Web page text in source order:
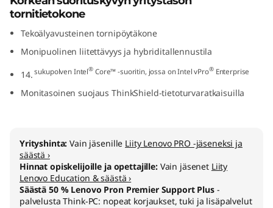
n
e
tornitietokone
Tekoälyavusteinen tornipöytäkone
Monipuolinen liitettävyys ja hybriditallennustila
14. sukupolven Intel® Core™ -suoritin, jossa on Intel vPro®Enterprise
Monitasoinen suojaus ThinkShield-tietoturvaratkaisuilla
Yrityshinta:Vain jäsenille Liity Lenovo PRO -jäseneksi ja
säästä ›
Hinnat opiskelijoille ja opettajille: Vain jäsenet Liity
Lenovo Education & säästä ›
Säästä 50 % Lenovo Pron Premier Support Plus-
palvelusta Think-PC: nopeat korjaukset, tuki ja lisäpalvelut